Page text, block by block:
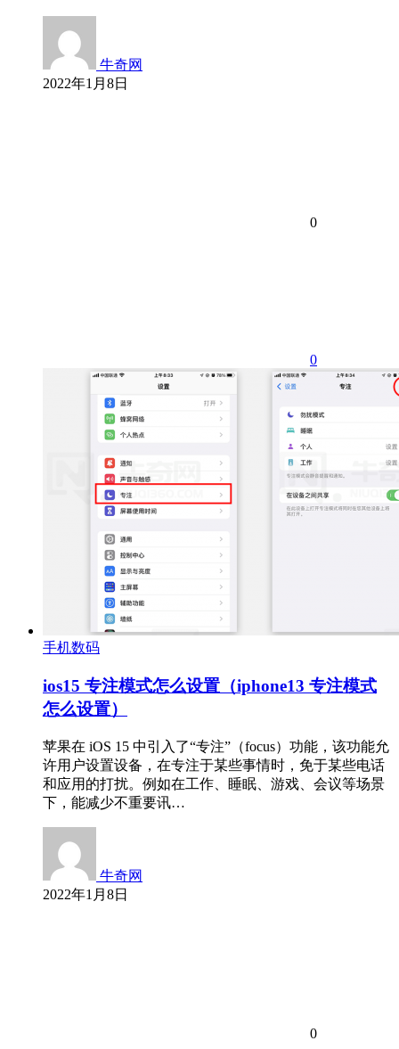
牛奇网
2022年1月8日
0
0
手机数码
ios15 专注模式怎么设置（iphone13 专注模式
怎么设置）
苹果在 iOS 15 中引入了“专注”（focus）功能，该功能允
许用户设置设备，在专注于某些事情时，免于某些电话
和应用的打扰。例如在工作、睡眠、游戏、会议等场景
下，能减少不重要讯…
牛奇网
2022年1月8日
0